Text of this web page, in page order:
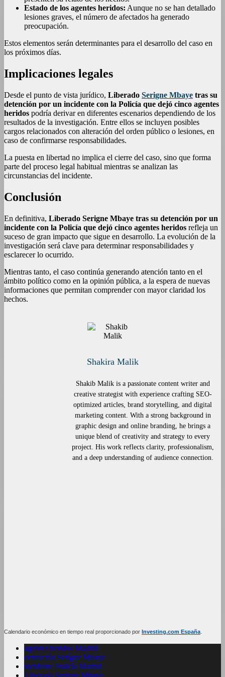
Estado de los agentes heridos: Aunque no se han detallado
lesiones graves, el número de afectados ha generado
preocupación.
Estos elementos serán determinantes para el desarrollo del caso en
los próximos días.
Implicaciones legales
Desde el punto de vista jurídico, Liberado Serigne Mbaye tras su
detención por un incidente con la Policía que dejó cinco agentes
heridos podría derivar en diferentes escenarios dependiendo de los
resultados de la investigación. Entre ellos se incluyen posibles
cargos relacionados con alteración del orden público o lesiones, en
caso de confirmarse responsabilidades.
La puesta en libertad no implica el cierre del caso, sino que forma
parte del proceso legal habitual mientras se analizan las
circunstancias del incidente.
Conclusión
En definitiva, Liberado Serigne Mbaye tras su detención por un
incidente con la Policía que dejó cinco agentes heridos refleja un
suceso de gran impacto que sigue en desarrollo. La evolución de la
investigación será clave para determinar responsabilidades y
esclarecer lo ocurrido.
Mientras tanto, el caso continúa generando atención tanto en el
ámbito político como en la opinión pública, a la espera de nuevas
informaciones que permitan comprender con mayor claridad los
hechos.
Shakira Malik
Shakib Malik is a passionate content writer and
creative strategist with experience crafting SEO-
optimized articles, brand storytelling, and digital
marketing content. With a strong background in
graphic design and online branding, he brings a
unique blend of creativity and strategy to every
project. His work reflects clarity, professionalism,
and a deep understanding of audience connection.
Calendario económico en tiempo real proporcionado por Investing.com España
agentes heridos Madrid
detención Serigne Mbaye
incidente Policía Madrid
Liberado Serigne Mbaye